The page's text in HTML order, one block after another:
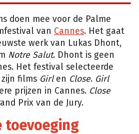
doen mee voor de Palme
van Cannes. Het gaat
werk van Lukas Dhont,
Notre Salut. Dhont is geen
Het festival selecteerde
films Girlen Close. Girl
prijzen in Cannes. Close
Prix van de Jury.
toevoeging